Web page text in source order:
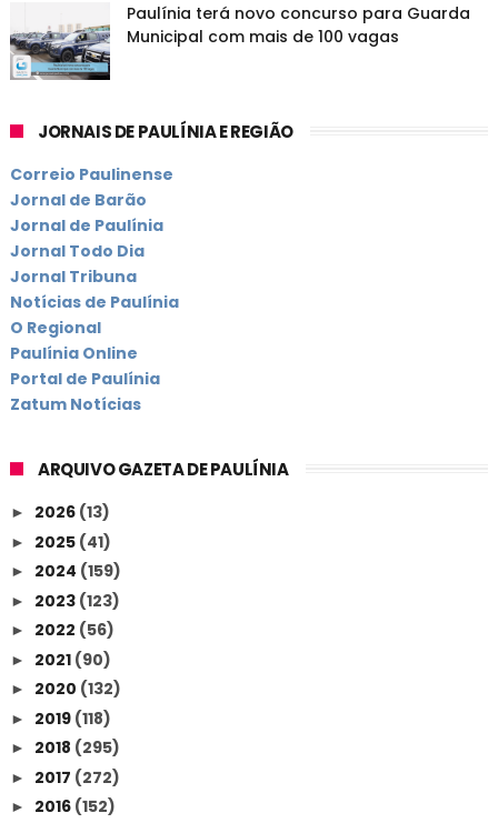
Paulínia terá novo concurso para Guarda
Municipal com mais de 100 vagas
JORNAIS DE PAULÍNIA E REGIÃO
Correio Paulinense
Jornal de Barão
Jornal de Paulínia
Jornal Todo Dia
Jornal Tribuna
Notícias de Paulínia
O Regional
Paulínia Online
Portal de Paulínia
Zatum Notícias
ARQUIVO GAZETA DE PAULÍNIA
► 2026 (13)
► 2025 (41)
► 2024 (159)
► 2023 (123)
► 2022 (56)
► 2021 (90)
► 2020 (132)
► 2019 (118)
► 2018 (295)
► 2017 (272)
► 2016 (152)